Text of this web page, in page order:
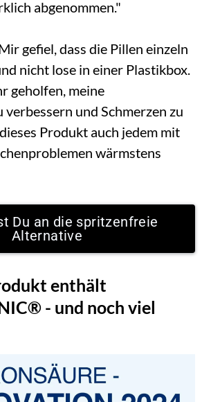
abgenommen."
gefiel, dass die Pillen einzeln
nicht lose in einer Plastikbox.
geholfen, meine
verbessern und Schmerzen zu
Produkt auch jedem mit
wärmstens
Du an die spritzenfreie
Alternative
enthält
- und noch viel